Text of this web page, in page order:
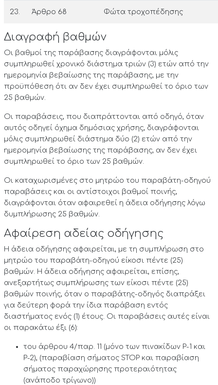
23. Άρθρο 68 Φώτα τροχοπέδησης
Διαγραφή βαθμών
Οι βαθμοί της παράβασης διαγράφονται μόλις
συμπληρωθεί χρονικό διάστημα τριών (3) ετών από την
ημερομηνία βεβαίωσης της παράβασης, με την
προϋπόθεση ότι αν δεν έχει συμπληρωθεί το όριο των
25 βαθμών.
Οι παραβάσεις, που διαπράττονται από οδηγό, όταν
αυτός οδηγεί όχημα δημόσιας χρήσης, διαγράφονται
μόλις συμπληρωθεί διάστημα δύο (2) ετών από την
ημερομηνία βεβαίωσης της παράβασης, αν δεν έχει
συμπληρωθεί το όριο των 25 βαθμών.
Οι καταχωρισμένες στο μητρώο του παραβάτη-οδηγού
παραβάσεις και οι αντίστοιχοι βαθμοί ποινής,
διαγράφονται όταν αφαιρεθεί η άδεια οδήγησης λόγω
δυμπλήρωσης 25 βαθμών.
Αφαίρεση αδείας οδήγησης
Η άδεια οδήγησης αφαιρείται, με τη συμπλήρωση στο
μητρώο του παραβάτη-οδηγού είκοσι πέντε (25)
βαθμών. Η άδεια οδήγησης αφαιρείται, επίσης,
ανεξαρτήτως συμπλήρωσης των είκοσι πέντε (25)
βαθμών ποινής, όταν ο παραβάτης-οδηγός διαπράξει
για δεύτερη φορά την ίδια παράβαση εντός
διαστήματος ενός (1) έτους. Οι παραβάσεις αυτές είναι
οι παρακάτω έξι (6):
του άρθρου 4/παρ. 11 (μόνο των πινακίδων Ρ-1 και
Ρ-2), (παραβίαση σήματος STOP και παραβίαση
σήματος παραχώρησης προτεραιότητας
(ανάποδο τρίγωνο))